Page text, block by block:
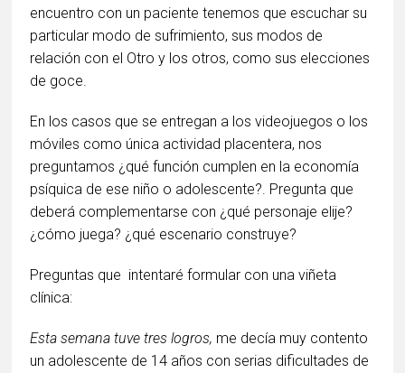
encuentro con un paciente tenemos que escuchar su
particular modo de sufrimiento, sus modos de
relación con el Otro y los otros, como sus elecciones
de goce.
En los casos que se entregan a los videojuegos o los
móviles como única actividad placentera, nos
preguntamos ¿qué función cumplen en la economía
psíquica de ese niño o adolescente?. Pregunta que
deberá complementarse con ¿qué personaje elije?
¿cómo juega? ¿qué escenario construye?
Preguntas que intentaré formular con una viñeta
clínica:
Esta semana tuve tres logros, me decía muy contento
un adolescente de 14 años con serias dificultades de